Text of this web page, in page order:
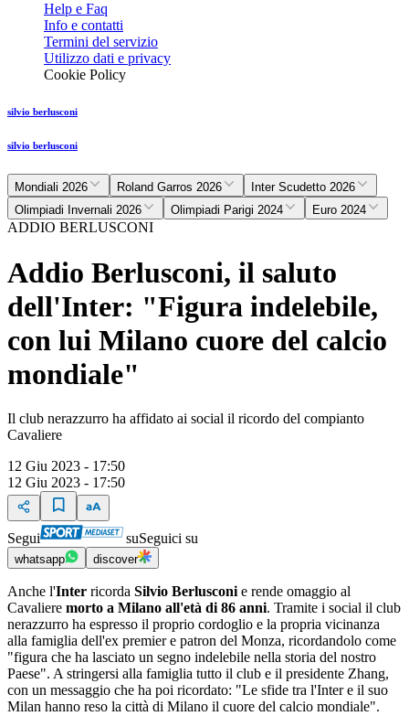
Help e Faq
Info e contatti
Termini del servizio
Utilizzo dati e privacy
Cookie Policy
silvio berlusconi
silvio berlusconi
Mondiali 2026 Roland Garros 2026
Inter Scudetto 2026
Olimpiadi Invernali 2026
Olimpiadi Parigi 2024 Euro 2024
ADDIO BERLUSCONI
Addio Berlusconi, il saluto
dell'Inter: "Figura indelebile,
con lui Milano cuore del calcio
mondiale"
Il club nerazzurro ha affidato ai social il ricordo del compianto
Cavaliere
12 Giu 2023 - 17:50
12 Giu 2023 - 17:50
Segui suSeguici su
whatsapp discover
Anche l'Inter ricorda Silvio Berlusconi e rende omaggio al
Cavaliere morto a Milano all'età di 86 anni. Tramite i social il club
nerazzurro ha espresso il proprio cordoglio e la propria vicinanza
alla famiglia dell'ex premier e patron del Monza, ricordandolo come
"figura che ha lasciato un segno indelebile nella storia del nostro
Paese". A stringersi alla famiglia tutto il club e il presidente Zhang,
con un messaggio che ha poi ricordato: "Le sfide tra l'Inter e il suo
Milan hanno reso la città di Milano il cuore del calcio mondiale".